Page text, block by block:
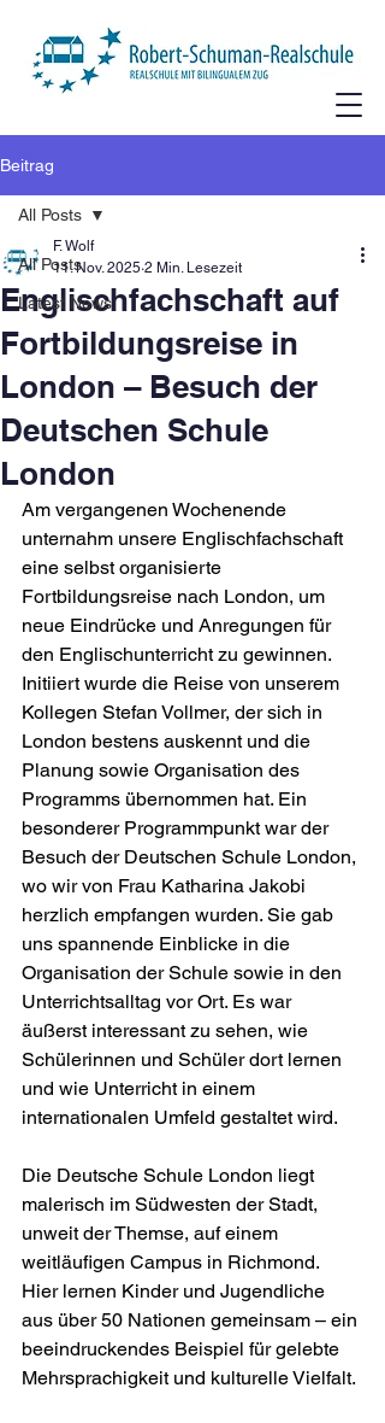
Beitrag
All Posts
Latest News
All Posts
Englischfachschaft auf
Fortbildungsreise in
London – Besuch der
Deutschen Schule
London
F. Wolf
11. Nov. 2025 2 Min. Lesezeit
Am vergangenen Wochenende
unternahm unsere Englischfachschaft
eine selbst organisierte
Fortbildungsreise nach London, um
neue Eindrücke und Anregungen für
den Englischunterricht zu gewinnen.
Initiiert wurde die Reise von unserem
Kollegen Stefan Vollmer, der sich in
London bestens auskennt und die
Planung sowie Organisation des
Programms übernommen hat. Ein
besonderer Programmpunkt war der
Besuch der Deutschen Schule London,
wo wir von Frau Katharina Jakobi
herzlich empfangen wurden. Sie gab
uns spannende Einblicke in die
Organisation der Schule sowie in den
Unterrichtsalltag vor Ort. Es war
äußerst interessant zu sehen, wie
Schülerinnen und Schüler dort lernen
und wie Unterricht in einem
internationalen Umfeld gestaltet wird.
Die Deutsche Schule London liegt
malerisch im Südwesten der Stadt,
unweit der Themse, auf einem
weitläufigen Campus in Richmond.
Hier lernen Kinder und Jugendliche
aus über 50 Nationen gemeinsam – ein
beeindruckendes Beispiel für gelebte
Mehrsprachigkeit und kulturelle Vielfalt.